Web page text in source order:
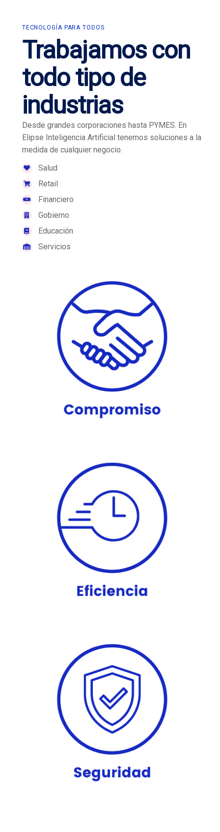
TECNOLOGÍA PARA TODOS
Trabajamos con
todotipo de
industrias
Desde grandes corporaciones hasta PYMES. En
Elipse Inteligencia Artificial tenemos soluciones a la
medida de cualquier negocio.
Salud
Retail
Financiero
Gobierno
Educación
Servicios